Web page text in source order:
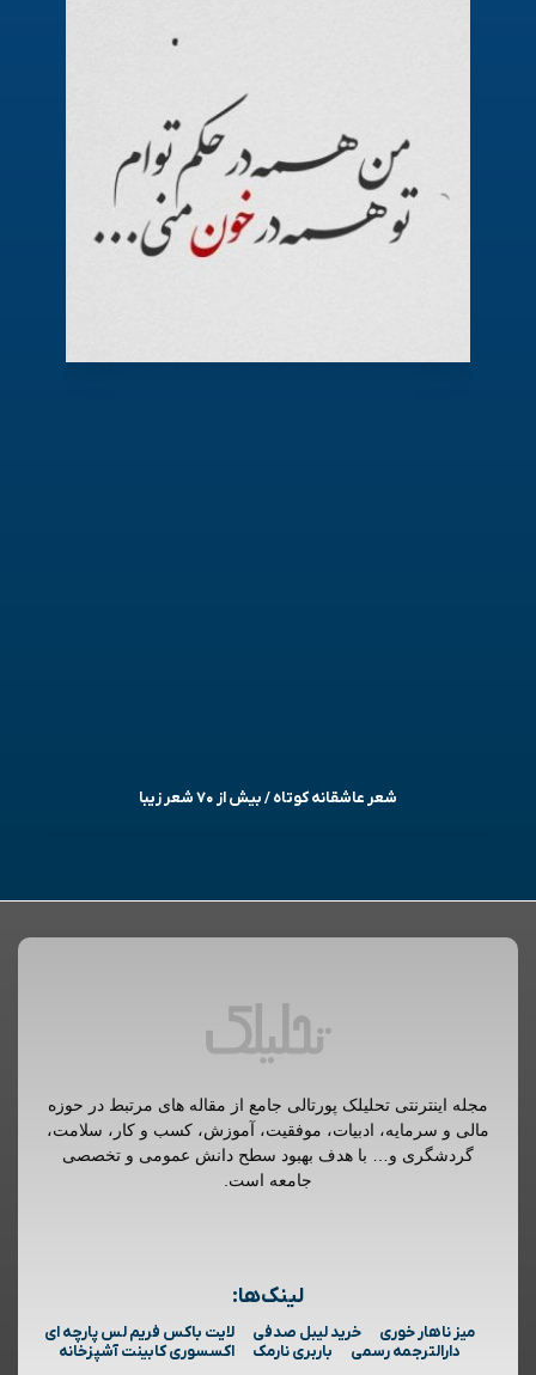
شعر عاشقانه کوتاه / بیش از ۷۰ شعر زیبا
مجله اینترنتی تحلیلک پورتالی جامع از مقاله های مرتبط در حوزه
مالی و سرمایه، ادبیات، موفقیت، آموزش، کسب و کار، سلامت،
گردشگری و… با هدف بهبود سطح دانش عمومی و تخصصی
جامعه است.
لینک‌ها:
میز ناهار خوری خرید لیبل صدفی
لایت باکس فریم لس پارچه ای
دارالترجمه رسمی
باربری نارمک اکسسوری کابینت آشپزخانه